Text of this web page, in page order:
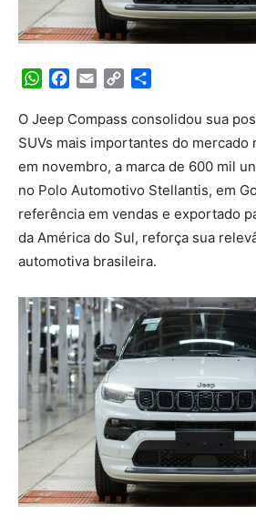
WhatsApp
Facebook
Email Copy
O Jeep Compass consolidou sua
SUVs mais importantes do mercado
em novembro, a marca de 600 mil
no Polo Automotivo Stellantis, em
referência em vendas e exportado
da América do Sul, reforça sua
automotiva brasileira.